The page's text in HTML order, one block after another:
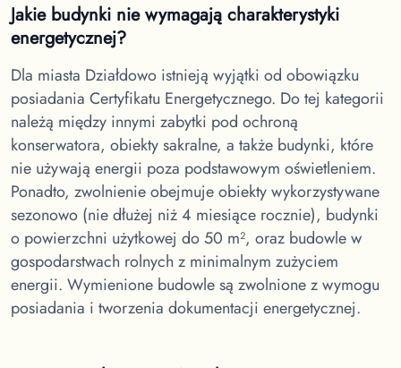
Jakie budynki nie wymagają charakterystyki
energetycznej?
Dla miasta Działdowo istnieją wyjątki od obowiązku
posiadania Certyfikatu Energetycznego. Do tej kategorii
należą między innymi zabytki pod ochroną
konserwatora, obiekty sakralne, a także budynki, które
nie używają energii poza podstawowym oświetleniem.
Ponadto, zwolnienie obejmuje obiekty wykorzystywane
sezonowo (nie dłużej niż 4 miesiące rocznie), budynki
o powierzchni użytkowej do 50 m², oraz budowle w
gospodarstwach rolnych z minimalnym zużyciem
energii. Wymienione budowle są zwolnione z wymogu
posiadania i tworzenia dokumentacji energetycznej.